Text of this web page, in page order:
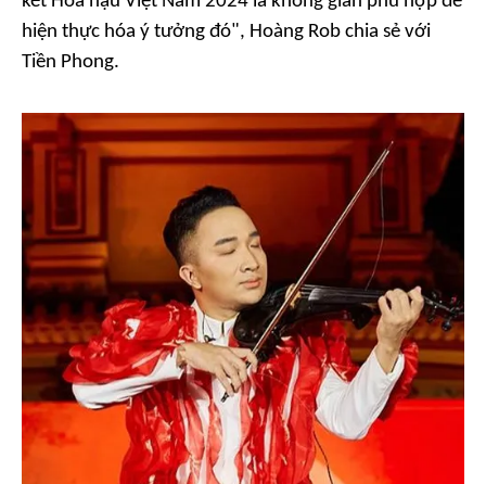
hiện thực hóa ý tưởng đó", Hoàng Rob chia sẻ với
Tiền Phong.